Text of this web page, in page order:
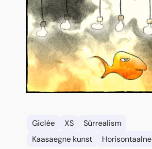
Giclée XS
Sürrealism
Kaasaegne kunst
Horisontaalne